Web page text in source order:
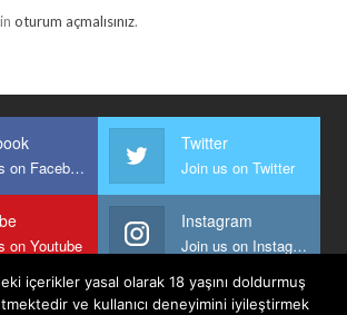
oturum açmalısınız.
Join us on Facebook
Twitter
Join us on Twitter
on Youtube
Instagram
Join us on Instagram
içerikler yasal olarak 18 yaşını doldurmuş
ve kullanıcı deneyimini iyileştirmek